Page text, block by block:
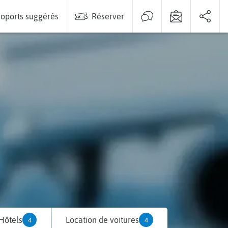
suggérés Réserver
4 Location de voitures 4